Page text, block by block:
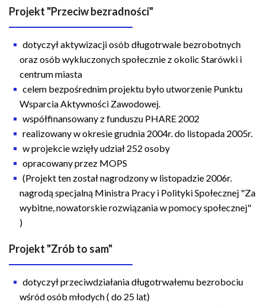
Projekt "Przeciw bezradności"
dotyczył aktywizacji osób długotrwale bezrobotnych
oraz osób wykluczonych społecznie z okolic Starówki i
centrum miasta
celem bezpośrednim projektu było utworzenie Punktu
Wsparcia Aktywności Zawodowej.
współfinansowany z funduszu PHARE 2002
realizowany w okresie grudnia 2004r. do listopada 2005r.
w projekcie wzięły udział 252 osoby
opracowany przez MOPS
(Projekt ten został nagrodzony w listopadzie 2006r.
nagrodą specjalną Ministra Pracy i Polityki Społecznej "Za
wybitne, nowatorskie rozwiązania w pomocy społecznej"
)
Projekt "Zrób to sam"
dotyczył przeciwdziałania długotrwałemu bezrobociu
wśród osób młodych ( do 25 lat)